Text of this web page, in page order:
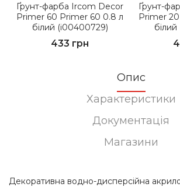
Ґрунт-фарба Ircom Decor
Prіmer 60 Prіmer 60 0.8 л
білий (i00400729)
433 грн
Ґрунт-
Prіmer
Опис
Характеристики
Документація
Магазини
Декоративна водно-дисперсійна